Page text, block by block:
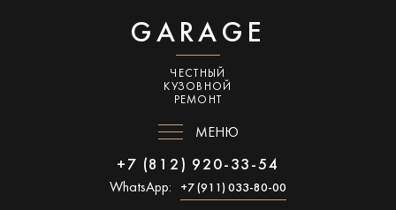
GARAGE
ЧЕСТНЫЙ
КУЗОВНОЙ
РЕМОНТ
МЕНЮ
+7 (812) 920-33-54
WhatsApp: +7 (911) 033-80-00